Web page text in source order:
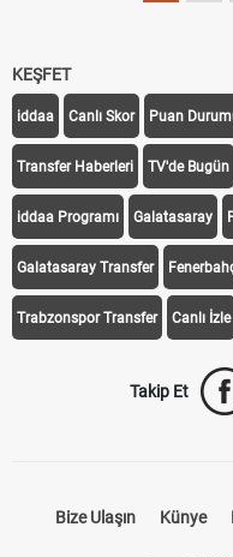
KEŞFET
iddaa Canlı Skor Puan
Transfer Haberleri TV'de Bugün
iddaa Programı Galatasaray
Galatasaray Transfer
Trabzonspor Transfer Canlı İzle
Takip Et
Bize Ulaşın Künye